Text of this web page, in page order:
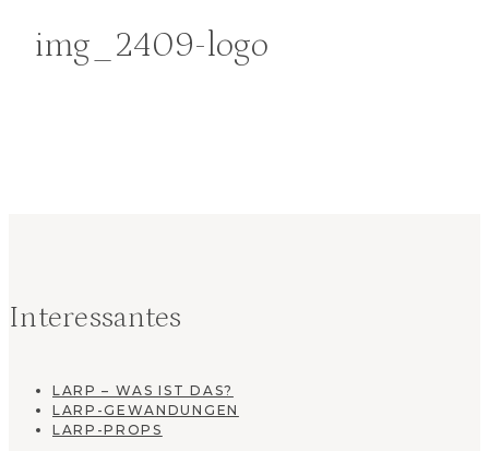
img_2409-logo
Interessantes
LARP – WAS IST DAS?
LARP-GEWANDUNGEN
LARP-PROPS